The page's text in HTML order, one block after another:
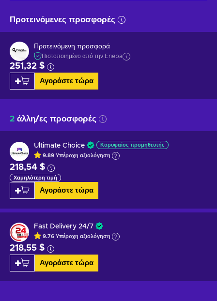
Προτεινόμενες προσφορές
Προτεινόμενη προσφορά
Πιστοποιημένο από την Eneba
251,32 $
Αγοράστε τώρα
2 άλλη/ες προσφορές
Ultimate Choice Κορυφαίος προμηθευτής
9.89 Υπέροχη αξιολόγηση
218,54 $
Χαμηλότερη τιμή
Αγοράστε τώρα
Fast Delivery 24/7
9.76 Υπέροχη αξιολόγηση
218,55 $
Αγοράστε τώρα